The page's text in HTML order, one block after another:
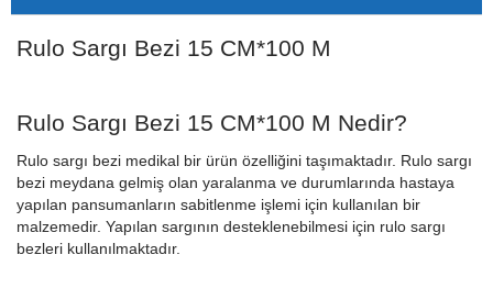
Rulo Sargı Bezi 15 CM*100 M
Rulo Sargı Bezi 15 CM*100 M Nedir?
Rulo sargı bezi medikal bir ürün özelliğini taşımaktadır. Rulo sargı
bezi meydana gelmiş olan yaralanma ve durumlarında hastaya
yapılan pansumanların sabitlenme işlemi için kullanılan bir
malzemedir. Yapılan sargının desteklenebilmesi için rulo sargı
bezleri kullanılmaktadır.